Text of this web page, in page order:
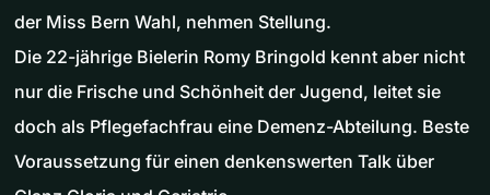
der Miss Bern Wahl, nehmen Stellung.
Die 22-jährige Bielerin Romy Bringold kennt aber nicht
nur die Frische und Schönheit der Jugend, leitet sie
doch als Pflegefachfrau eine Demenz-Abteilung. Beste
Voraussetzung für einen denkenswerten Talk über